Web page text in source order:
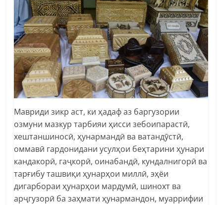
Мавриди зикр аст, ки ҳадаф аз баргузории
озмуни мазкур тарбияи ҳисси зебоипарастӣ,
хештаншиносӣ, ҳунармандӣ ва ватандӯстӣ,
оммавӣ гардонидани усулҳои беҳтарини ҳунари
кандакорӣ, гаҷкорӣ, оинабандӣ, кундалнигорӣ ва
тарғибу ташвиқи ҳунарҳои миллӣ, эҳёи
дигарбораи ҳунарҳои мардумӣ, шинохт ва
арҷгузорӣ ба заҳмати ҳунармандон, муаррифии